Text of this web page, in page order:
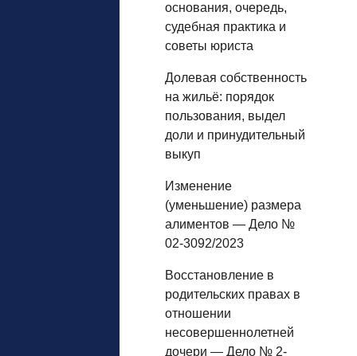
основания, очередь,
судебная практика и
советы юриста
Долевая собственность
на жильё: порядок
пользования, выдел
доли и принудительный
выкуп
Изменение
(уменьшение) размера
алиментов — Дело №
02-3092/2023
Восстановление в
родительских правах в
отношении
несовершеннолетней
дочери — Дело № 2-